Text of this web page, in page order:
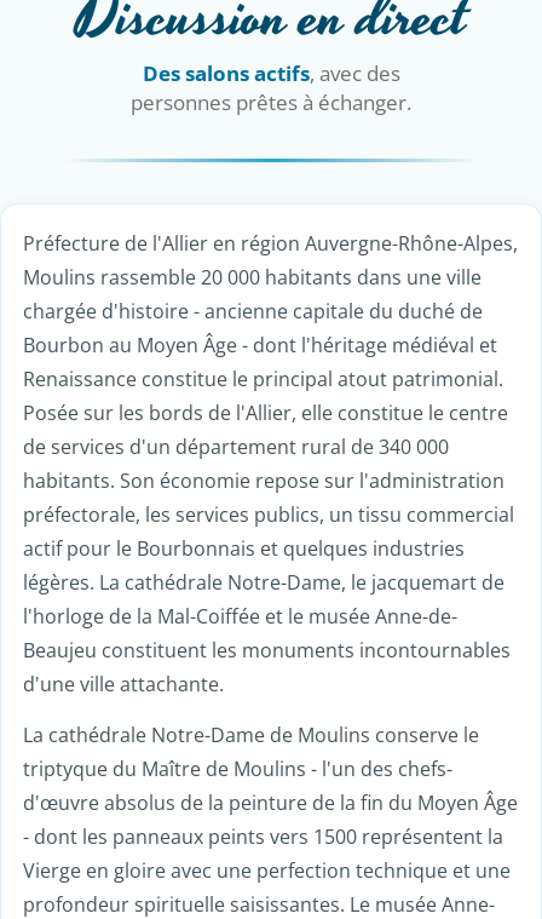
Discussion en direct
Des salons actifs, avec des
personnes prêtes à échanger.
Préfecture de l'Allier en région Auvergne-Rhône-Alpes,
Moulins rassemble 20 000 habitants dans une ville
chargée d'histoire - ancienne capitale du duché de
Bourbon au Moyen Âge - dont l'héritage médiéval et
Renaissance constitue le principal atout patrimonial.
Posée sur les bords de l'Allier, elle constitue le centre
de services d'un département rural de 340 000
habitants. Son économie repose sur l'administration
préfectorale, les services publics, un tissu commercial
actif pour le Bourbonnais et quelques industries
légères. La cathédrale Notre-Dame, le jacquemart de
l'horloge de la Mal-Coiffée et le musée Anne-de-
Beaujeu constituent les monuments incontournables
d'une ville attachante.
La cathédrale Notre-Dame de Moulins conserve le
triptyque du Maître de Moulins - l'un des chefs-
d'œuvre absolus de la peinture de la fin du Moyen Âge
- dont les panneaux peints vers 1500 représentent la
Vierge en gloire avec une perfection technique et une
profondeur spirituelle saisissantes. Le musée Anne-